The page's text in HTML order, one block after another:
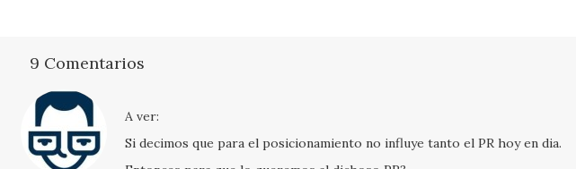
9 Comentarios
A ver:
Si decimos que para el posicionamiento no influye tanto el PR hoy en dia.